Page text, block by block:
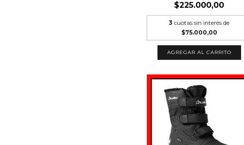
$225.000,00
3 cuotas sin interés de
$75.000,00
AGREGAR AL CARRITO